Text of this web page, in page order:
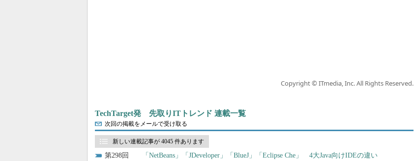
Copyright © ITmedia, Inc. All Rights Reserved.
TechTarget発 先取りITトレンド 連載一覧
次回の掲載をメールで受け取る
新しい連載記事が 4045 件あります
298 「NetBeans」「JDeveloper」「BlueJ」「Eclipse Che」 4大Java向けIDEの違い